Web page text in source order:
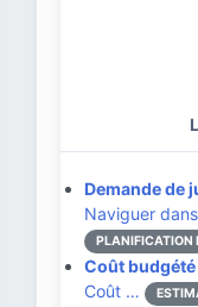
Demande de
Naviguer
PLANIFICATION
Coût
Coût …